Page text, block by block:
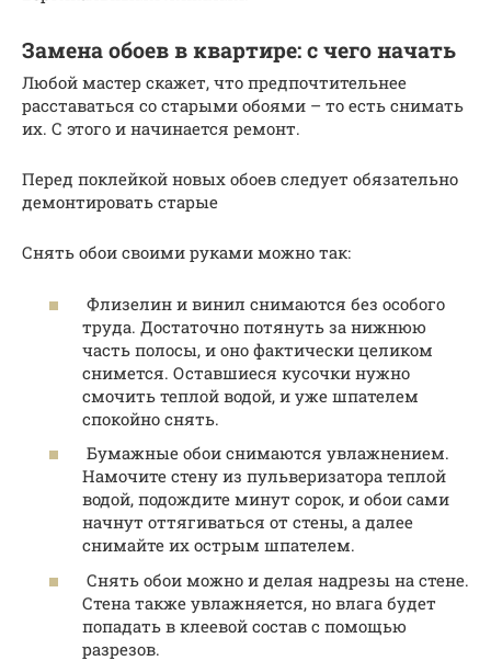
Замена обоев в квартире: с чего начать
Любой мастер скажет, что предпочтительнее
расставаться со старыми обоями – то есть снимать
их. С этого и начинается ремонт.
Перед поклейкой новых обоев следует обязательно
демонтировать старые
Снять обои своими руками можно так:
Флизелин и винил снимаются без особого
труда. Достаточно потянуть за нижнюю
часть полосы, и оно фактически целиком
снимется. Оставшиеся кусочки нужно
смочить теплой водой, и уже шпателем
спокойно снять.
Бумажные обои снимаются увлажнением.
Намочите стену из пульверизатора теплой
водой, подождите минут сорок, и обои сами
начнут оттягиваться от стены, а далее
снимайте их острым шпателем.
Снять обои можно и делая надрезы на стене.
Стена также увлажняется, но влага будет
попадать в клеевой состав с помощью
разрезов.